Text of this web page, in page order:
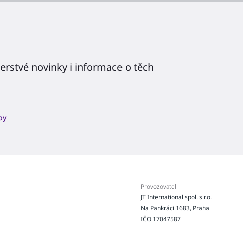
novinky i informace o těch
.
Provozovatel
JT International spol. s r.o.
Na Pankráci 1683, Praha
IČO 17047587